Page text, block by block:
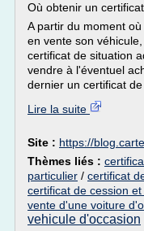
Où obtenir un
A partir du moment
en vente son
certificat de situation
vendre à l'éventuel
dernier un certificat de
Lire la suite
Site : https://
Thèmes liés :
particulier / certificat
certificat de cession
vente d'une voiture
vehicule d'occasion